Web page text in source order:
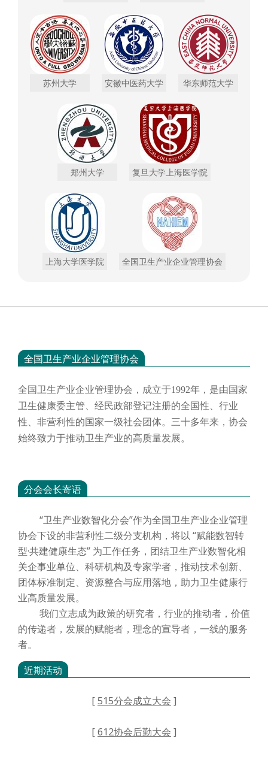
苏州大学 安徽中医药大学 华东师范大学
郑州大学 复旦大学上海医学院
上海大学医学院 全国卫生产业企业管理协会
全国卫生产业企业管理协会
全国卫生产业企业管理协会，成立于1992年，是由国家
卫生健康委主管、经民政部登记注册的全国性、行业
性、非营利性的国家一级社会团体。三十多年来，协会
始终致力于推动卫生产业的高质量发展。
分会会长寄语
“卫生产业数智化分会”作为全国卫生产业企业管理
协会下设的非营利性二级分支机构，将以 “赋能数智转
型·共建健康生态” 为工作任务，团结卫生产业数智化相
关企事业单位、科研机构及专家学者，推动技术创新、
团体标准制定、资源整合与应用落地，助力卫生健康行
业高质量发展。
我们立志成为政策的研究者，行业的推动者，价值
的传递者，发展的赋能者，理念的宣导者，一线的服务
者。
近期活动
[515分会成立大会 ]
[612协会后勤大会 ]